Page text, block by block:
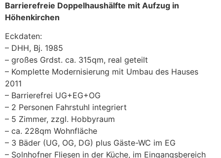
Barrierefreie Doppelhaushälfte mit Aufzug in
Höhenkirchen
Eckdaten:
– DHH, Bj. 1985
– großes Grdst. ca. 315qm, real geteilt
– Komplette Modernisierung mit Umbau des Hauses
2011
– Barrierefrei UG+EG+OG
– 2 Personen Fahrstuhl integriert
– 5 Zimmer, zzgl. Hobbyraum
– ca. 228qm Wohnfläche
– 3 Bäder (UG, OG, DG) plus Gäste-WC im EG
– Solnhofner Fliesen in der Küche, im Eingangsbereich